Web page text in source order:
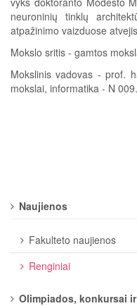
neuroninių tinklų
atpažinimo vaizduose
Mokslo sritis - gamtos
Mokslinis vadovas - prof.
mokslai, informatika - N 009.
Naujienos
Fakulteto naujienos
Renginiai
Olimpiados, konkursai